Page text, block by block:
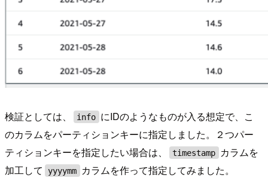
検証としては、 info にIDのようなものが入る想定で、こ
のカラムをパーティションキーに指定しました。２つパー
ティションキーを指定したい場合は、
timestamp
カラムを
加工して
yyyymm カラムを作って指定してみました。